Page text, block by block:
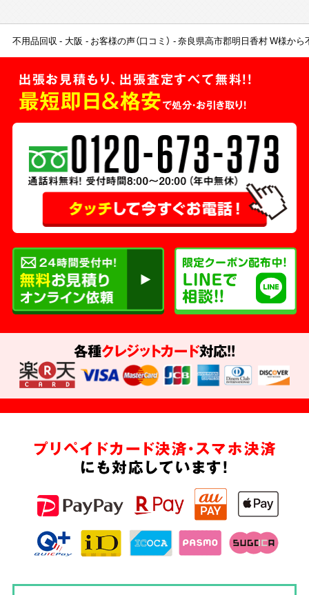
不用品回収 大阪 お客様の声（口コミ） 奈良県高市郡明日香村 W様か
出張お見積もり、出張査定すべて無料!!
最短即日＆格安で処分・お引き取り！
各種クレジットカード対応!!
プリペイドカード決済・スマホ決済
にも対応しています!